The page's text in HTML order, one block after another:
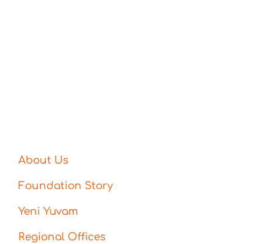
About Us
Foundation Story
Yeni Yuvam
Regional Offices